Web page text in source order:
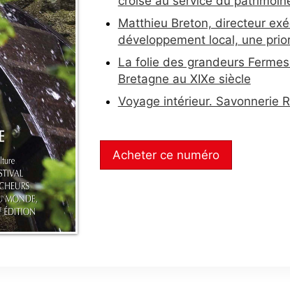
Matthieu Breton, directeur
développement local, une
La folie des grandeurs
Bretagne au XIXe siècle
Voyage intérieur. Savonnerie
Acheter ce numéro